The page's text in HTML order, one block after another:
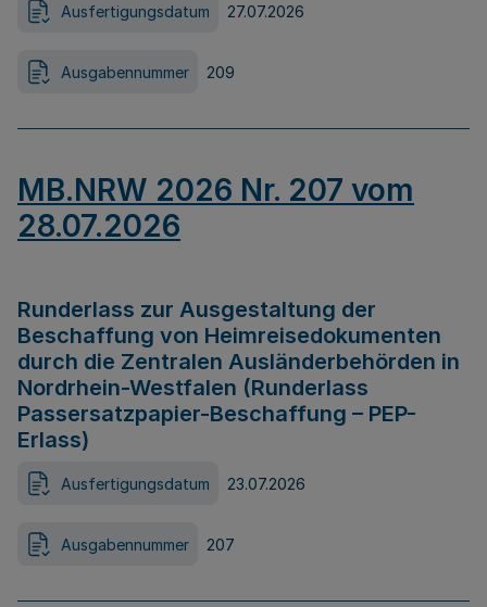
Ausfertigungsdatum 27.07.2026
Ausgabennummer 209
MB.NRW 2026 Nr. 207 vom
28.07.2026
Runderlass zur Ausgestaltung der
Beschaffung von Heimreisedokumenten
durch die Zentralen Ausländerbehörden in
Nordrhein-Westfalen (Runderlass
Passersatzpapier-Beschaffung – PEP-
Erlass)
Ausfertigungsdatum 23.07.2026
Ausgabennummer 207